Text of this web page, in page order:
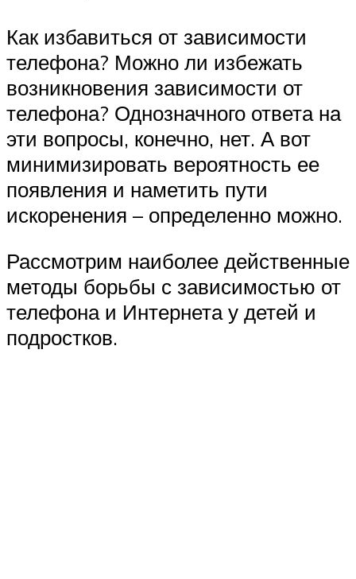
Как избавиться от зависимости
телефона? Можно ли избежать
возникновения зависимости от
телефона? Однозначного ответа на
эти вопросы, конечно, нет. А вот
минимизировать вероятность ее
появления и наметить пути
искоренения – определенно можно.
Рассмотрим наиболее действенные
методы борьбы с зависимостью от
телефона и Интернета у детей и
подростков.